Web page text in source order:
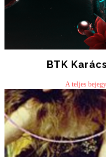
BTK
A teljes